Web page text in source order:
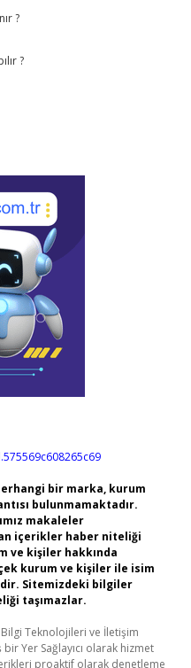
?
?
bir marka, kurum
bulunmamaktadır.
makaleler
içerikler haber niteliği
ve kişiler hakkında
kurum ve kişiler ile isim
Sitemizdeki bilgiler
taşımazlar.
Bilgi Teknolojileri ve İletişim
Yer Sağlayıcı olarak hizmet
proaktif olarak denetleme